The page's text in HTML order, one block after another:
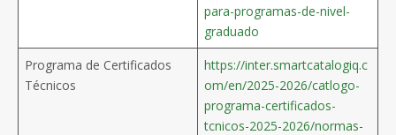
para-programas-de-nivel-
graduado
Programa de Certificados
Técnicos
https://inter.smartcatalogiq.c
om/en/2025-2026/catlogo-
programa-certificados-
tcnicos-2025-2026/normas-